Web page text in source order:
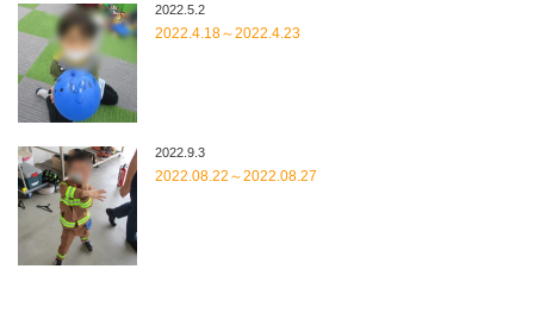
2022.5.2
2022.4.18～2022.4.23
2022.9.3
2022.08.22～2022.08.27